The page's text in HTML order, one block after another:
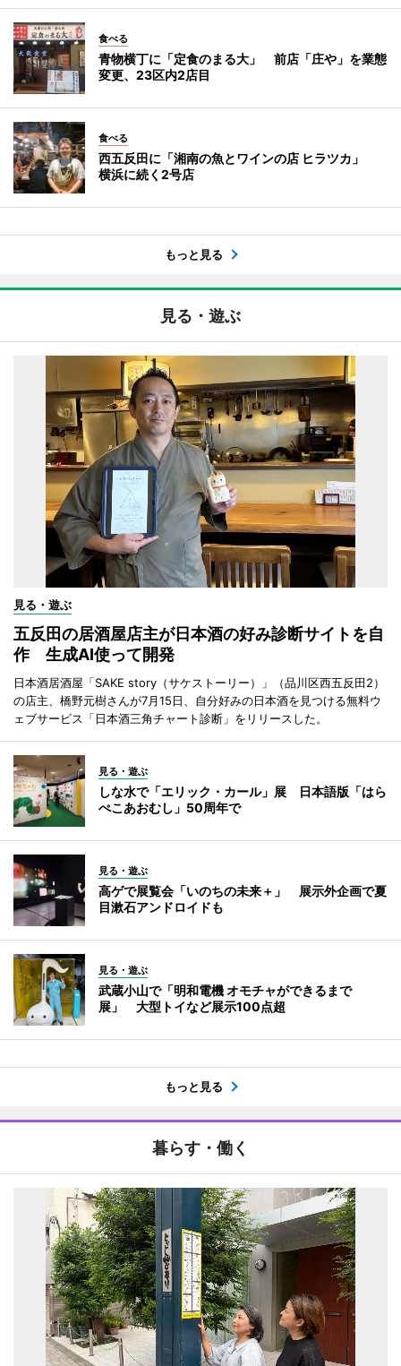
食べる
青物横丁に「定食のまる大」 前店「庄や」を業態
変更、23区内2店目
食べる
西五反田に「湘南の魚とワインの店 ヒラツカ」
横浜に続く2号店
もっと見る
見る・遊ぶ
見る・遊ぶ
五反田の居酒屋店主が日本酒の好み診断サイトを自
作 生成AI使って開発
日本酒居酒屋「SAKE story（サケストーリー）」（品川区西五反田2）
の店主、橋野元樹さんが7月15日、自分好みの日本酒を見つける無料ウ
ェブサービス「日本酒三角チャート診断」をリリースした。
見る・遊ぶ
しな水で「エリック・カール」展 日本語版「はら
ぺこあおむし」50周年で
見る・遊ぶ
高ゲで展覧会「いのちの未来＋」 展示外企画で夏
目漱石アンドロイドも
見る・遊ぶ
武蔵小山で「明和電機 オモチャができるまで
展」 大型トイなど展示100点超
もっと見る
暮らす・働く